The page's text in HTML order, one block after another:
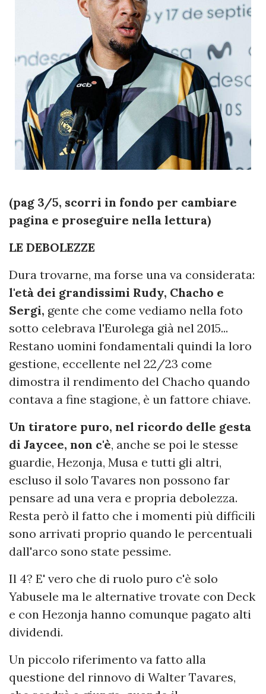
(pag 3/5, scorri in fondo per cambiare
pagina e proseguire nella lettura)
LE DEBOLEZZE
Dura trovarne, ma forse una va considerata:
l'età dei grandissimi Rudy, Chacho e
Sergi, gente che come vediamo nella foto
sotto celebrava l'Eurolega già nel 2015...
Restano uomini fondamentali quindi la loro
gestione, eccellente nel 22/23 come
dimostra il rendimento del Chacho quando
contava a fine stagione, è un fattore chiave.
Un tiratore puro, nel ricordo delle gesta
di Jaycee, non c'è, anche se poi le stesse
guardie, Hezonja, Musa e tutti gli altri,
escluso il solo Tavares non possono far
pensare ad una vera e propria debolezza.
Resta però il fatto che i momenti più difficili
sono arrivati proprio quando le percentuali
dall'arco sono state pessime.
Il 4? E' vero che di ruolo puro c'è solo
Yabusele ma le alternative trovate con Deck
e con Hezonja hanno comunque pagato alti
dividendi.
Un piccolo riferimento va fatto alla
questione del rinnovo di Walter Tavares,